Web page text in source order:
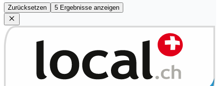
Zurücksetzen 5 Ergebnisse anzeigen